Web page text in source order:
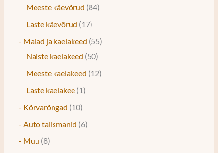
Meeste käevõrud 84
Laste käevõrud
17
- Malad ja kaelakeed 55
Naiste kaelakeed 50
Meeste kaelakeed
12
Laste kaelakee 1
- Kõrvarõngad
10
- Auto talismanid 6
- Muu 8